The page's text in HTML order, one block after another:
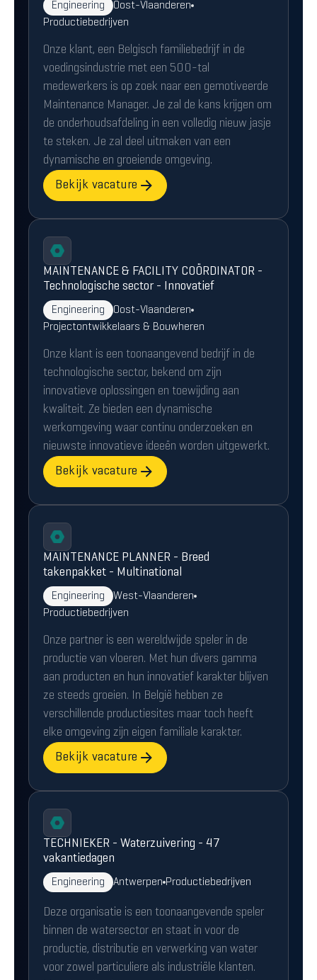
Engineering
Oost-Vlaanderen
Productiebedrijven
Onze klant, een Belgisch familiebedrijf in de
voedingsindustrie met een 500-tal
medewerkers is op zoek naar een gemotiveerde
Maintenance Manager. Je zal de kans krijgen om
de onderhoudsafdeling in een volledig nieuw jasje
te steken. Je zal deel uitmaken van een
dynamische en groeiende omgeving.
Bekijk vacature
MAINTENANCE & FACILITY COÖRDINATOR -
Technologische sector - Innovatief
Engineering
Oost-Vlaanderen
Projectontwikkelaars & Bouwheren
Onze klant is een toonaangevend bedrijf in de
technologische sector, bekend om zijn
innovatieve oplossingen en toewijding aan
kwaliteit. Ze bieden een dynamische
werkomgeving waar continu onderzoeken en
nieuwste innovatieve ideeën worden uitgewerkt.
Bekijk vacature
MAINTENANCE PLANNER - Breed
takenpakket - Multinational
Engineering
West-Vlaanderen
Productiebedrijven
Onze partner is een wereldwijde speler in de
productie van vloeren. Met hun divers gamma
aan producten en hun innovatief karakter blijven
ze steeds groeien. In België hebben ze
verschillende productiesites maar toch heeft
elke omgeving zijn eigen familiale karakter.
Bekijk vacature
TECHNIEKER - Waterzuivering - 47
vakantiedagen
Engineering Antwerpen Productiebedrijven
Deze organisatie is een toonaangevende speler
binnen de watersector en staat in voor de
productie, distributie en verwerking van water
voor zowel particuliere als industriële klanten.